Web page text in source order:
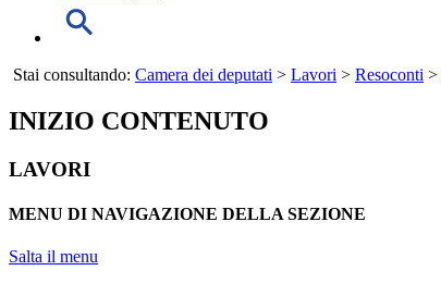
Stai consultando: Camera dei deputati > Lavori > Resoconti >
INIZIO CONTENUTO
LAVORI
MENU DI NAVIGAZIONE DELLA SEZIONE
Salta il menu